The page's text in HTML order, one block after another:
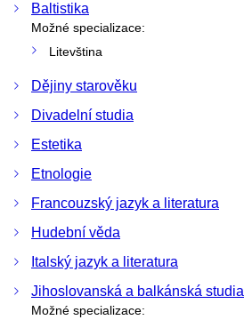
Baltistika
Možné specializace:
Litevština
Dějiny starověku
Divadelní studia
Estetika
Etnologie
Francouzský jazyk a literatura
Hudební věda
Italský jazyk a literatura
Jihoslovanská a balkánská studia
Možné specializace: